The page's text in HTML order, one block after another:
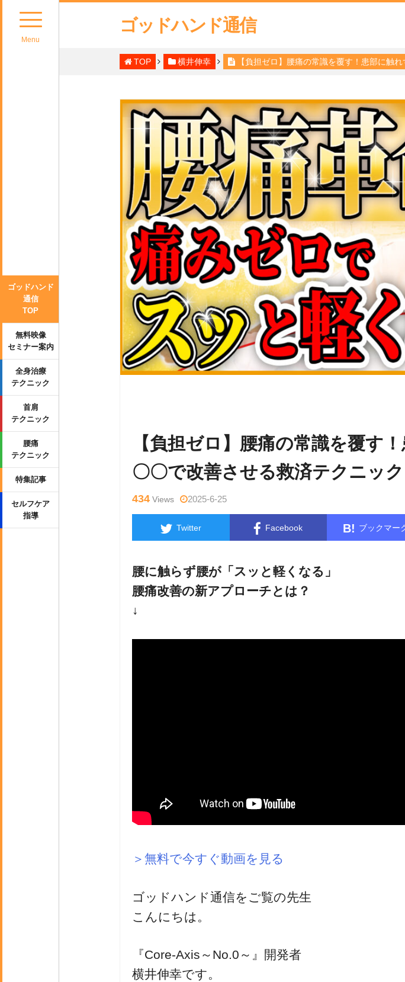
Menu
ゴッドハンド
通信
TOP
無料映像
セミナー案内
全身治療
テクニック
首肩
テクニック
腰痛
テクニック
特集記事
セルフケア
指導
ゴッドハンド通信
TOP 横井伸幸 【負担ゼロ】腰痛の常識を覆す！患部に触
【負担ゼロ】腰痛の常識を覆す
〇〇で改善させる救済テクニック
434 Views 2025-6-25
Twitter Facebook B! ブックマー
腰に触らず腰が「スッと軽くなる」
腰痛改善の新アプローチとは？
↓
＞無料で今すぐ動画を見る
ゴッドハンド通信をご覧の先生
こんにちは。
『Core-Axis～No.0～』開発者
横井伸幸です。